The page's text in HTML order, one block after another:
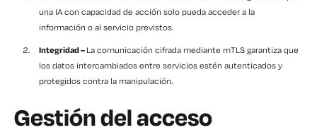
una IA con capacidad de acción solo pueda acceder a la
información o al servicio previstos.
Integridad – La comunicación cifrada mediante mTLS garantiza que
los datos intercambiados entre servicios estén autenticados y
protegidos contra la manipulación.
Gestión del acceso